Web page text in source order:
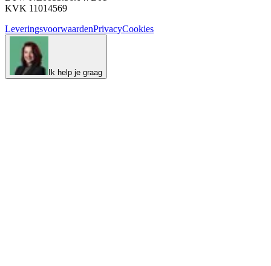
KVK 11014569
LeveringsvoorwaardenPrivacyCookies
Ik help je graag